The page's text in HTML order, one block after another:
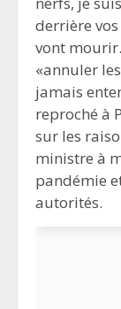
derrière
vont
«annuler
jamais
reproché à
sur les
ministre à
pandémie
autorités.